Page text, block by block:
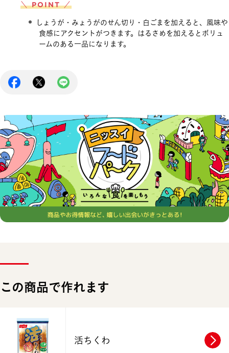
＼ POINT ／
しょうが・みょうがのせん切り・白ごまを加えると、風味や
食感にアクセントがつきます。はるさめを加えるとボリュ
ームのある一品になります。
この商品で作れます
活ちくわ